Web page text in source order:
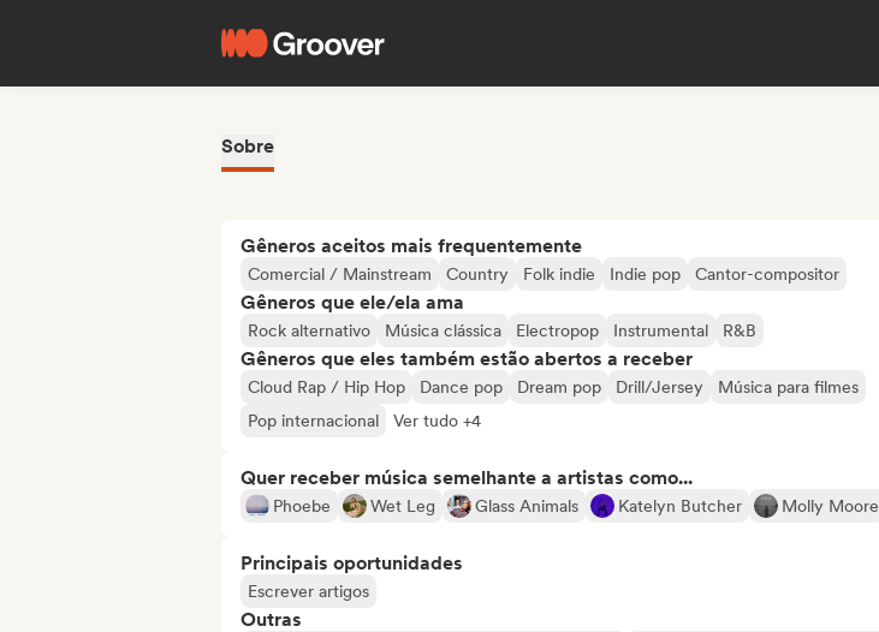
Sobre
Gêneros aceitos mais frequentemente
Comercial / Mainstream Country Folk indie Indie pop Cantor-compositor
Gêneros que ele/ela ama
Rock alternativo Música clássica Electropop Instrumental R&B
Gêneros que eles também estão abertos a receber
Cloud Rap / Hip Hop Dance pop Dream pop Drill/Jersey
Música para filmes
Pop internacional
Ver tudo +4
Quer receber música semelhante a artistas como...
Phoebe Wet Leg Glass Animals Katelyn Butcher Molly Moore
Principais oportunidades
Escrever artigos
Outras